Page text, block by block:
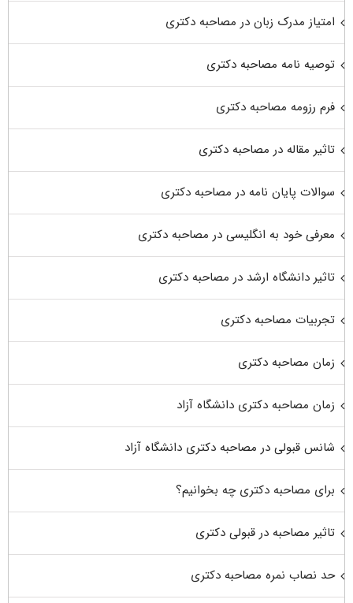
امتیاز مدرک زبان در مصاحبه دکتری
توصیه نامه مصاحبه دکتری
فرم رزومه مصاحبه دکتری
تاثیر مقاله در مصاحبه دکتری
سوالات پایان نامه در مصاحبه دکتری
معرفی خود به انگلیسی در مصاحبه دکتری
تاثیر دانشگاه ارشد در مصاحبه دکتری
تجربیات مصاحبه دکتری
زمان مصاحبه دکتری
زمان مصاحبه دکتری دانشگاه آزاد
شانس قبولی در مصاحبه دکتری دانشگاه آزاد
برای مصاحبه دکتری چه بخوانیم؟
تاثیر مصاحبه در قبولی دکتری
حد نصاب نمره مصاحبه دکتری